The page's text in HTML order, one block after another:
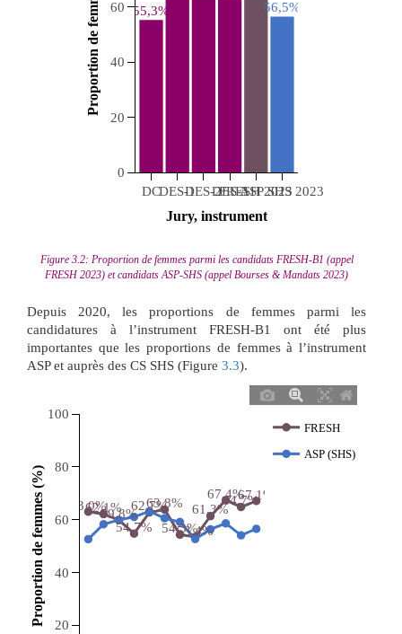
56,5%
55,3%
DCDES-1DES-2DES-3
FRESH 2023
ASP SHS 2023
0
20
40
60
Jury, instrument
Proportion de femmes (%)
Figure 3.2: Proportion de femmes parmi les candidats FRESH-B1 (appel
FRESH 2023) et candidats ASP-SHS (appel Bourses & Mandats 2023)
Depuis 2020, les proportions de femmes parmi les
candidatures à l’instrument FRESH-B1 ont été plus
importantes que les proportions de femmes à l’instrument
ASP et auprès des CS SHS (Figure 3.3).
63,0%
62,1%
59,8%
54,7%
62,7%
63,8%
54,3%
53,4%
61,3%
67,4%
64,7%
67,1%
20
40
60
80
100
FRESH
ASP (SHS)
Proportion de femmes (%)